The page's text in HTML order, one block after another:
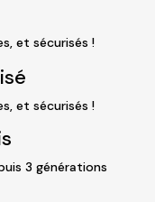
et sécurisés !
et sécurisés !
3 générations